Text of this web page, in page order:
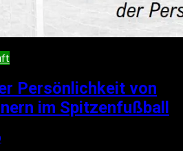
Persönlichkeit von
im Spitzenfußball